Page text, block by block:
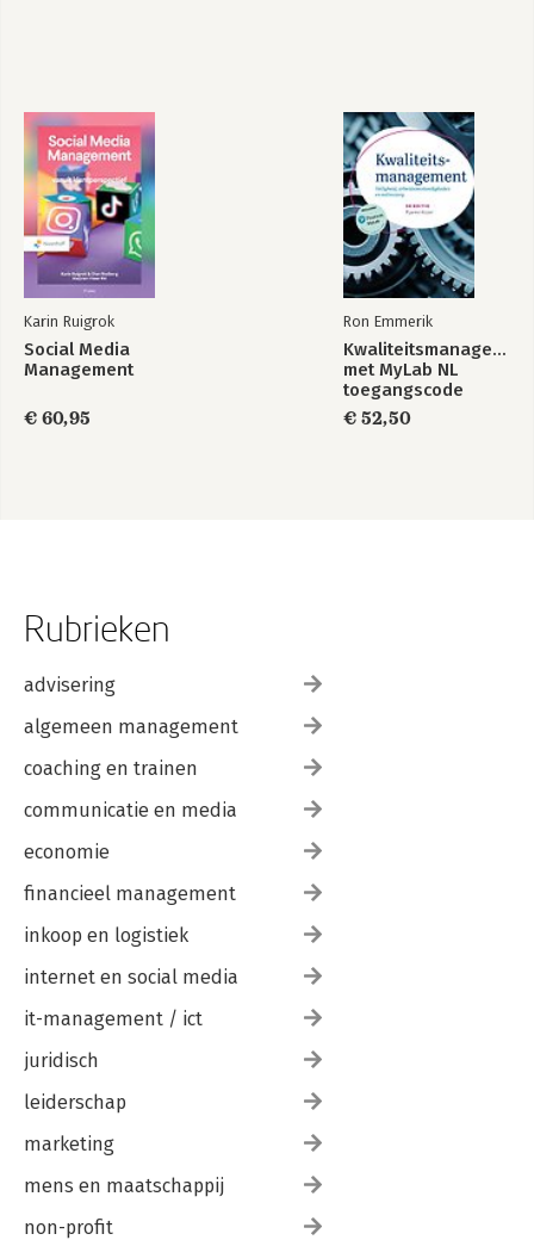
Karin Ruigrok
Social Media
Management
€ 60,95
Ron Emmerik
met MyLab NL
toegangscode
€ 52,50
Rubrieken
advisering
algemeen management
coaching en trainen
communicatie en media
economie
financieel management
inkoop en logistiek
internet en social media
it-management / ict
juridisch
leiderschap
marketing
mens en maatschappij
non-profit